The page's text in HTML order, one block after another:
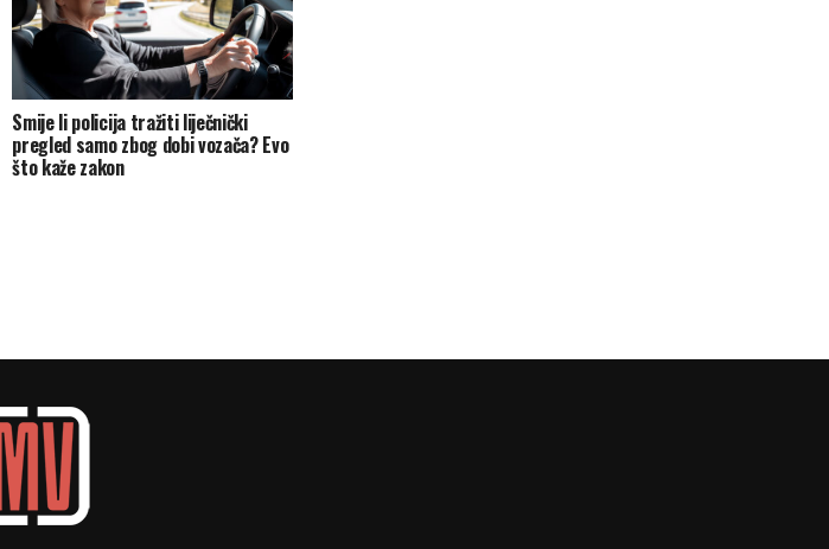
Smije li policija tražiti liječnički
pregled samo zbog dobi vozača? Evo
što kaže zakon